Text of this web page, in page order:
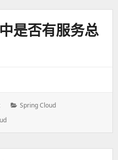
是否有服务总
分
Spring Cloud